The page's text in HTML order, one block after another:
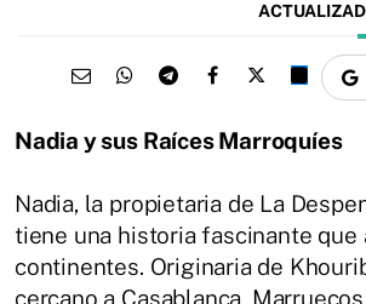
Nadia y sus Raíces Marroquíes
Nadia, la propietaria de La
tiene una historia fascinante que
continentes. Originaria de
cercano a Casablanca,